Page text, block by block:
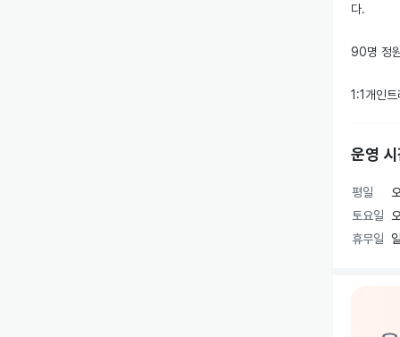
다.
90명 정
1:1개인
-10년이
-주차무료
운영
평일
토요일
휴무일